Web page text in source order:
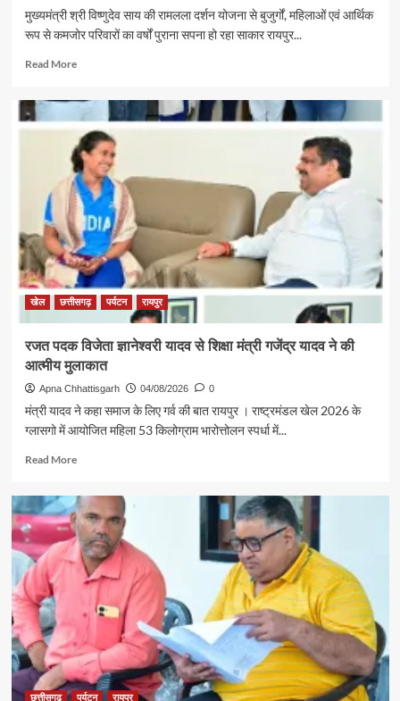
मुख्यमंत्री श्री विष्णुदेव साय की रामलला दर्शन योजना से बुजुर्गों, महिलाओं एवं आर्थिक
रूप से कमजोर परिवारों का वर्षों पुराना सपना हो रहा साकार रायपुर...
Read MoreRead
पर्यटन
एवं
संस्कृति
मंत्री
श्री
राजेश
अग्रवाल
की
पहल
से
सरगुजा
संभाग
श्रद्धालु
भारत
गौरव
से
रामलला
के
दर्शन
के
लिए
रवाना
खेल छत्तीसगढ़ पर्यटन रायपुर
रजत पदक विजेता ज्ञानेश्वरी यादव से शिक्षा मंत्री गजेंद्र यादव ने की
आत्मीय मुलाकात
Apna Chhattisgarh 04/08/2026 0
मंत्री यादव ने कहा समाज के लिए गर्व की बात रायपुर । राष्ट्रमंडल खेल 2026 के
ग्लासगो में आयोजित महिला 53 किलोग्राम भारोत्तोलन स्पर्धा में...
Read MoreRead
रजत
पदक
विजेता
ज्ञानेश्वरी
यादव
मंत्री
गजेंद्र
यादव
ने
की
छत्तीसगढ़ पर्यटन रायपुर